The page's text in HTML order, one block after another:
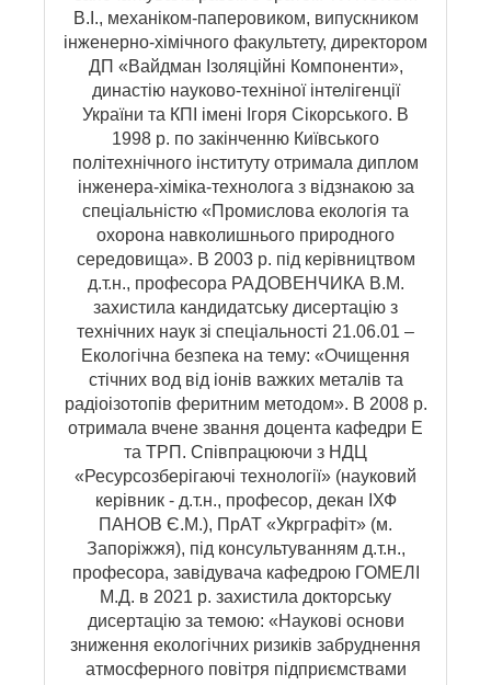
В.І., механіком-паперовиком, випускником
інженерно-хімічного факультету, директором
ДП «Вайдман Ізоляційні Компоненти»,
династію науково-техніної інтелігенції
України та КПІ імені Ігоря Сікорського. В
1998 р. по закінченню Київського
політехнічного інституту отримала диплом
інженера-хіміка-технолога з відзнакою за
спеціальністю «Промислова екологія та
охорона навколишнього природного
середовища». В 2003 р. під керівництвом
д.т.н., професора РАДОВЕНЧИКА В.М.
захистила кандидатську дисертацію з
технічних наук зі спеціальності 21.06.01 –
Екологічна безпека на тему: «Очищення
стічних вод від іонів важких металів та
радіоізотопів феритним методом». В 2008 р.
отримала вчене звання доцента кафедри Е
та ТРП. Співпрацюючи з НДЦ
«Ресурсозберігаючі технології» (науковий
керівник - д.т.н., професор, декан ІХФ
ПАНОВ Є.М.), ПрАТ «Укрграфіт» (м.
Запоріжжя), під консультуванням д.т.н.,
професора, завідувача кафедрою ГОМЕЛІ
М.Д. в 2021 р. захистила докторську
дисертацію за темою: «Наукові основи
зниження екологічних ризиків забруднення
атмосферного повітря підприємствами